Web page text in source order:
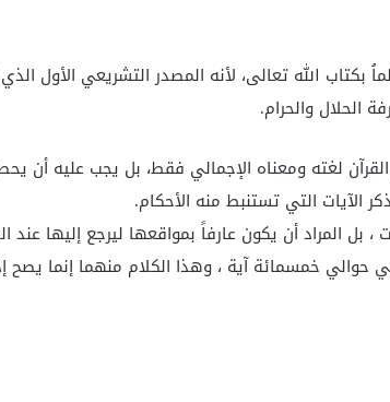
الله تعالى، لأنه المصدر التشريعي الأول
الحلال والحرام.
لغته ومعناه الإجمالي فقط، بل يجب عليه أن
الآيات التي تستنبط منه الأحكام.
بل المراد أن يكون عارفاً بمواقعها ليرجع إليها عند
حوالي خمسمائة آية ، وهذا الكلام منهما إنما يصح